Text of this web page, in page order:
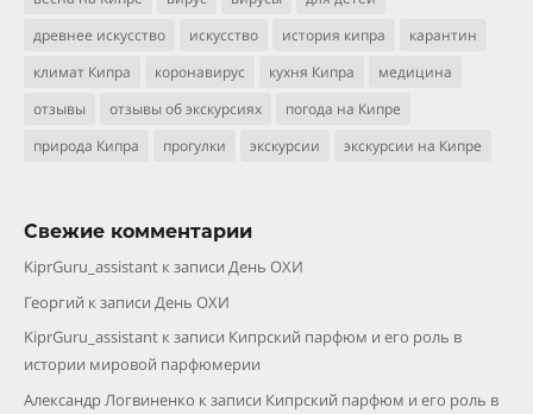
древнее искусство
искусство история кипра
карантин
климат Кипра
коронавирус кухня Кипра
медицина
отзывы
отзывы об экскурсиях
погода на Кипре
природа Кипра
прогулки экскурсии экскурсии на Кипре
Свежие комментарии
KiprGuru_assistant к записи День ОХИ
Георгий к записи День ОХИ
KiprGuru_assistant к записи Кипрский парфюм и его роль в
истории мировой парфюмерии
Александр Логвиненко к записи Кипрский парфюм и его роль в